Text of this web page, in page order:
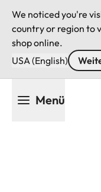
We noticed you're
country or region to
shop online.
USA (English)
Menü